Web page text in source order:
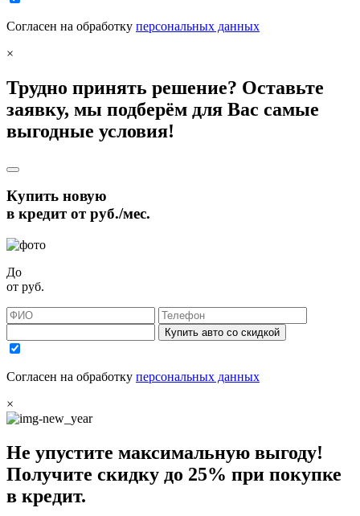
Согласен на обработку персональных данных
×
Трудно принять решение? Оставьте
заявку, мы подберём для Вас самые
выгодные условия!
Купить новую
в кредит отруб./мес.
До
от руб.
Купить авто со скидкой
Согласен на обработку персональных данных
×
Не упустите максимальную выгоду!
Получите скидку до 25% при покупке
в кредит.